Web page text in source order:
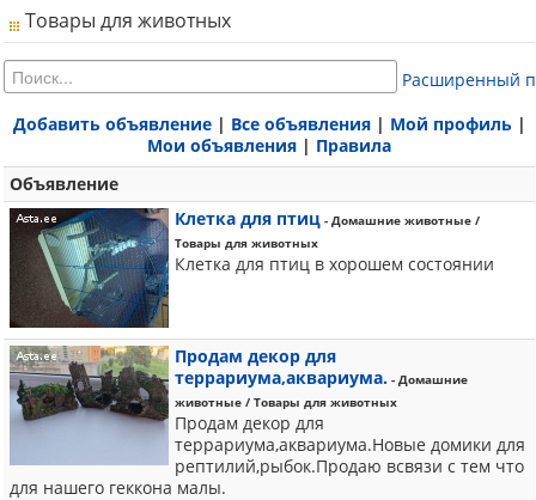
Товары для животных
Расширенный
Добавить объявление| Все объявления| Мой профиль |
Мои объявления | Правила
Объявление
Клетка для птиц - Домашние животные /
Товары для животных
Клетка для птиц в хорошем состоянии
Продам декор для
террариума,аквариума. - Домашние
животные / Товары для животных
Продам декор для
террариума,аквариума.Новые домики для
рептилий,рыбок.Продаю всвязи с тем что
для нашего геккона малы.